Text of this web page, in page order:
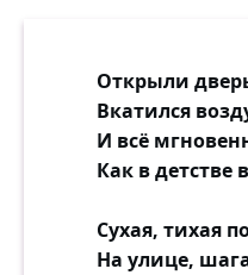
Открыли
Вкатился
И всё
Как в детстве
Сухая, тихая
На улице,